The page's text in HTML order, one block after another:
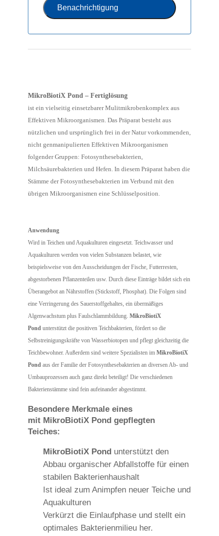
Benachrichtigung
MikroBiotiX Pond– Fertiglösung
ist ein vielseitig einsetzbarer Mulitmikrobenkomplex aus
Effektiven Mikroorganismen. Das Präparat besteht aus
nützlichen und ursprünglich frei in der Natur vorkommenden,
nicht genmanipulierten Effektiven Mikroorganismen
folgender Gruppen: Fotosynthesebakterien,
Milchsäurebakterien und Hefen. In diesem Präparat haben die
Stämme der Fotosynthesebakterien im Verbund mit den
übrigen Mikroorganismen eine Schlüsselposition.
Anwendung
Wird in Teichen und Aquakulturen eingesetzt. Teichwasser und
Aquakulturen werden von vielen Substanzen belastet, wie
beispielsweise von den Ausscheidungen der Fische, Futterresten,
abgestorbenen Pflanzenteilen usw. Durch diese Einträge bildet sich ein
Überangebot an Nährstoffen (Stickstoff, Phosphat). Die Folgen sind
eine Verringerung des Sauerstoffgehaltes, ein übermäßiges
Algenwachstum plus Faulschlammbildung. MikroBiotiX
Pondunterstützt die positiven Teichbakterien, fördert so die
Selbstreinigungskräfte von Wasserbiotopen und pflegt gleichzeitig die
Teichbewohner. Außerdem sind weitere Spezialisten im MikroBiotiX
Pondaus der Familie der Fotosynthesebakterien an diversen Ab- und
Umbauprozessen auch ganz direkt beteiligt! Die verschiedenen
Bakterienstämme sind fein aufeinander abgestimmt.
Besondere Merkmale eines
mit MikroBiotiX Pond gepflegten
Teiches:
MikroBiotiX Pondunterstützt den
Abbau organischer Abfallstoffe für einen
stabilen Bakterienhaushalt
Ist ideal zum Animpfen neuer Teiche und
Aquakulturen
Verkürzt die Einlaufphase und stellt ein
optimales Bakterienmilieu her.